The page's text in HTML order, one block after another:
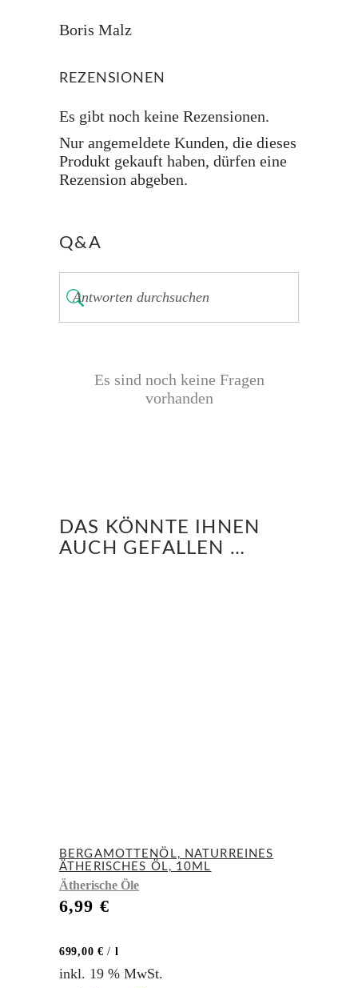
Boris Malz
REZENSIONEN
Es gibt noch keine Rezensionen.
Nur angemeldete Kunden, die dieses
Produkt gekauft haben, dürfen eine
Rezension abgeben.
Q&A
Es sind noch keine Fragen
vorhanden
DAS KÖNNTE IHNEN
AUCH GEFALLEN …
BERGAMOTTENÖL, NATURREINES
ÄTHERISCHES ÖL, 10ML
Ätherische Öle
6,99 €
699,00 € / l
inkl. 19 % MwSt.